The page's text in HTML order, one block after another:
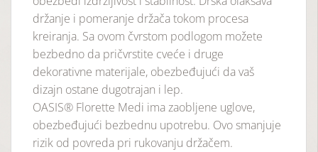
držanje i pomeranje držača tokom procesa
kreiranja. Sa ovom čvrstom podlogom možete
bezbedno da pričvrstite cveće i druge
dekorativne materijale, obezbeđujući da vaš
dizajn ostane dugotrajan i lep.
OASIS® Florette Medi ima zaobljene uglove,
obezbeđujući bezbednu upotrebu. Ovo smanjuje
rizik od povreda pri rukovanju držačem.